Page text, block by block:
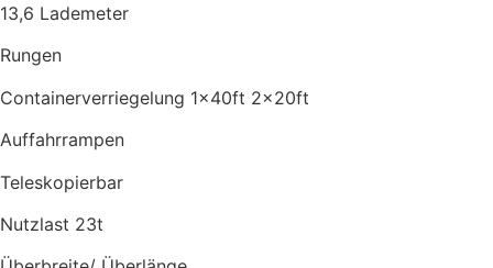
13,6 Lademeter
Rungen
Containerverriegelung 1x40ft 2x20ft
Auffahrrampen
Teleskopierbar
Nutzlast 23t